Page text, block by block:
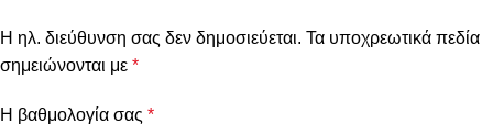
Η ηλ. διεύθυνση σας δεν δημοσιεύεται. Τα υποχρεωτικά πεδία
σημειώνονται με *
Η βαθμολογία σας *